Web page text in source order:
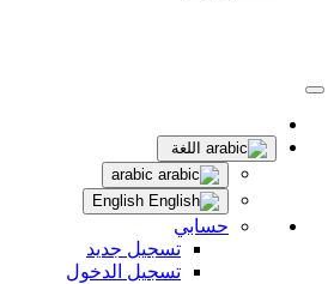
اللغة
حسابي
تسجيل جديد
تسجيل الدخول